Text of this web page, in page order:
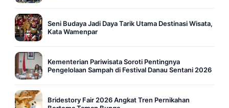
Seni Budaya Jadi Daya Tarik Utama Destinasi Wisata,
Kata Wamenpar
Kementerian Pariwisata Soroti Pentingnya
Pengelolaan Sampah di Festival Danau Sentani 2026
Bridestory Fair 2026 Angkat Tren Pernikahan